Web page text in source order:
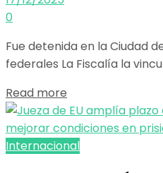
0
Fue detenida en la Ciudad
federales La Fiscalía la
Read more
Internacional